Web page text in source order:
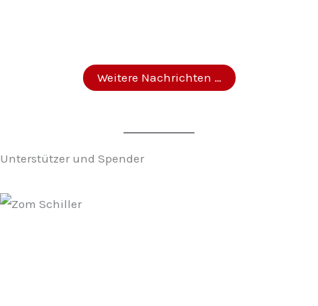
Weitere Nachrichten …
Unterstützer und Spender